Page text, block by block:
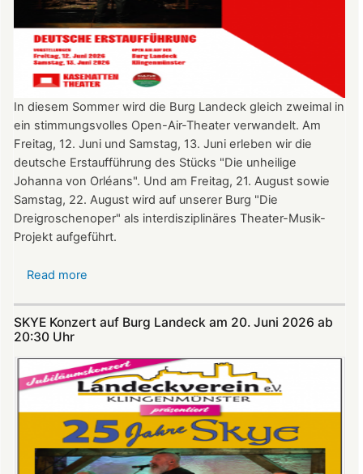
In diesem Sommer wird die Burg Landeck gleich zweimal in
ein stimmungsvolles Open-Air-Theater verwandelt. Am
Freitag, 12. Juni und Samstag, 13. Juni erleben wir die
deutsche Erstaufführung des Stücks "Die unheilige
Johanna von Orléans". Und am Freitag, 21. August sowie
Samstag, 22. August wird auf unserer Burg "Die
Dreigroschenoper" als interdisziplinäres Theater-Musik-
Projekt aufgeführt.
Read more
Theatersommer
Burg
Landeck
SKYE Konzert auf Burg Landeck am 20. Juni 2026 ab
20:30 Uhr​​​​​​​​​​​​​​